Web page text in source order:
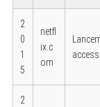
2
0
1
5
netfl
ix.c
om
2